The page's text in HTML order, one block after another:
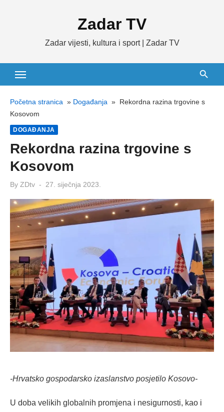
Zadar TV
Zadar vijesti, kultura i sport | Zadar TV
Početna stranica » Događanja » Rekordna razina trgovine s
Kosovom
DOGAĐANJA
Rekordna razina trgovine s
Kosovom
By ZDtv
Posted
27. siječnja 2023.
-Hrvatsko gospodarsko izaslanstvo posjetilo Kosovo-
U doba velikih globalnih promjena i nesigurnosti, kao i